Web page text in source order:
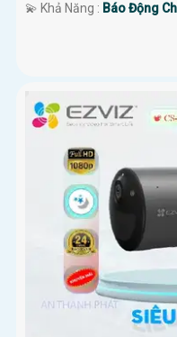
️💫 Khả Năng : Báo Động